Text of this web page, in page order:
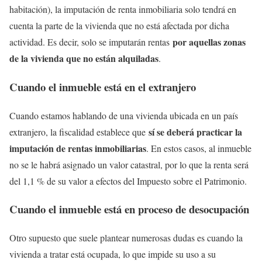
habitación), la imputación de renta inmobiliaria solo tendrá en
cuenta la parte de la vivienda que no está afectada por dicha
actividad. Es decir, solo se imputarán rentas por aquellas zonas
de la vivienda que no están alquiladas.
Cuando el inmueble está en el extranjero
Cuando estamos hablando de una vivienda ubicada en un país
extranjero, la fiscalidad establece que sí se deberá practicar la
imputación de rentas inmobiliarias. En estos casos, al inmueble
no se le habrá asignado un valor catastral, por lo que la renta será
del 1,1 % de su valor a efectos del Impuesto sobre el Patrimonio.
Cuando el inmueble está en proceso de desocupación
Otro supuesto que suele plantear numerosas dudas es cuando la
vivienda a tratar está ocupada, lo que impide su uso a su